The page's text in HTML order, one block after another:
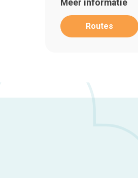
Meer informatie
Routes